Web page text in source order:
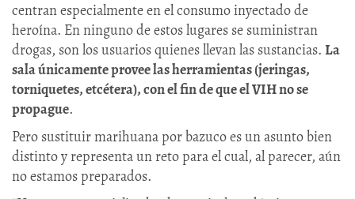
centran especialmente en el consumo inyectado de
heroína. En ninguno de estos lugares se suministran
drogas, son los usuarios quienes llevan las sustancias. La
sala únicamente provee las herramientas (jeringas,
torniquetes, etcétera), con el fin de que el VIH no se
propague.
Pero sustituir marihuana por bazuco es un asunto bien
distinto y representa un reto para el cual, al parecer, aún
no estamos preparados.